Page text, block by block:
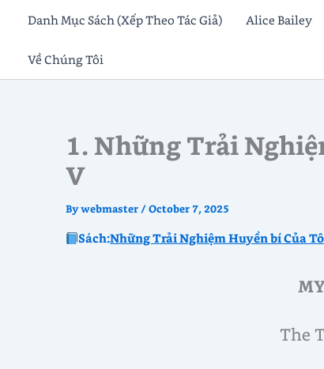
Skip
content
Danh Mục Sách (Xếp Theo Tác Giả) Alice Bailey
Về Chúng Tôi
1. Những Trải
V
Bywebmaster /October 7, 2025
Sách:Những Trải Nghiệm Huyền bí Của
The